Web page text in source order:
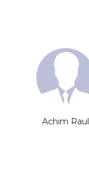
Achim Raul